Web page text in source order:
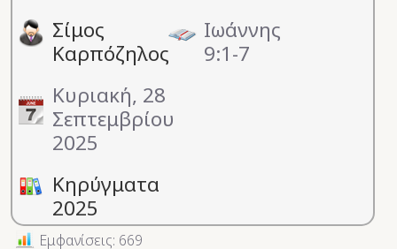
Σίμος
Καρπόζηλος
Ιωάννης
9:1-7
Κυριακή, 28
Σεπτεμβρίου
2025
Κηρύγματα
2025
Εμφανίσεις: 669